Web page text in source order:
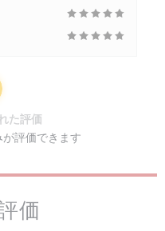
価
た評価
評価できます